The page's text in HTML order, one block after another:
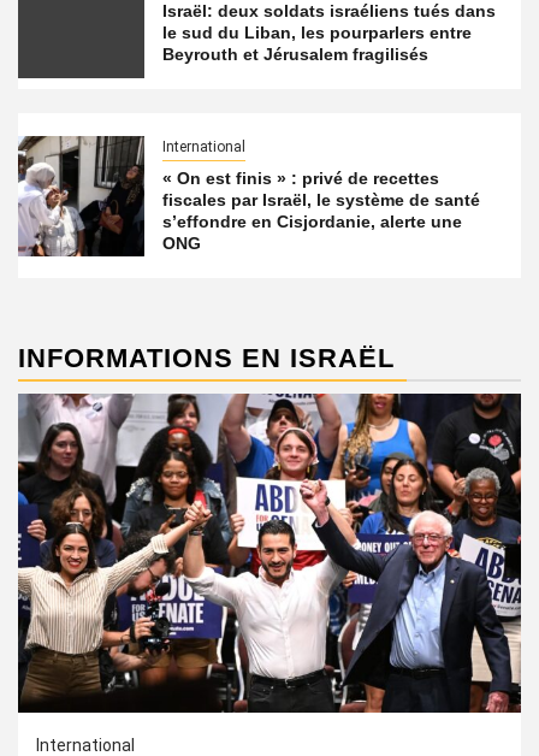
Israël: deux soldats israéliens tués dans
le sud du Liban, les pourparlers entre
Beyrouth et Jérusalem fragilisés
International
« On est finis » : privé de recettes
fiscales par Israël, le système de santé
s’effondre en Cisjordanie, alerte une
ONG
INFORMATIONS EN ISRAËL
International